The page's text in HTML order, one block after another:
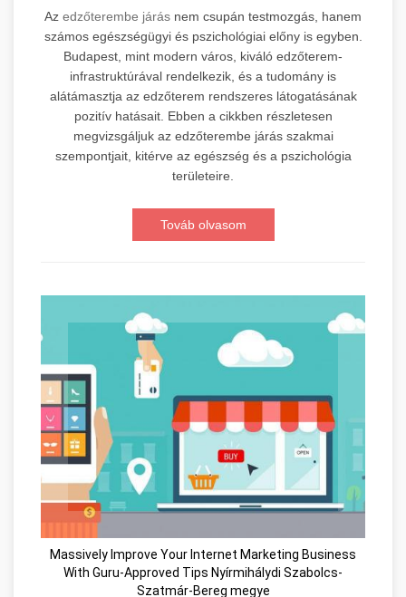
Az edzőterembe járás nem csupán testmozgás, hanem
számos egészségügyi és pszichológiai előny is egyben.
Budapest, mint modern város, kiváló edzőterem-
infrastruktúrával rendelkezik, és a tudomány is
alátámasztja az edzőterem rendszeres látogatásának
pozitív hatásait. Ebben a cikkben részletesen
megvizsgáljuk az edzőterembe járás szakmai
szempontjait, kitérve az egészség és a pszichológia
területeire.
Továb olvasom
Massively Improve Your Internet Marketing Business
With Guru-Approved Tips Nyírmihálydi Szabolcs-
Szatmár-Bereg megye